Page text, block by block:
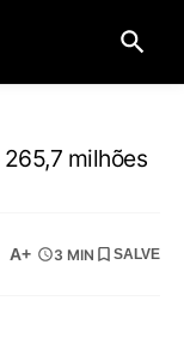
milhões
A+ 3 MIN SALVE